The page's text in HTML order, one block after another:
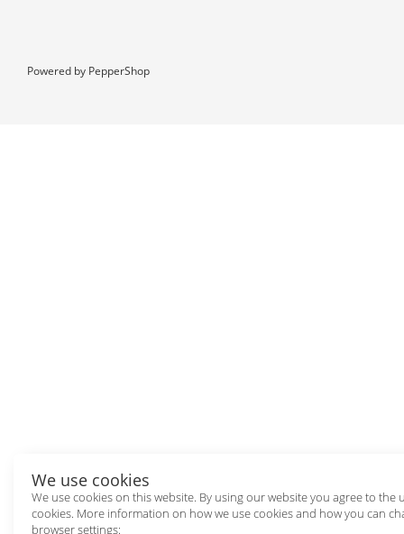
We use cookies
We use cookies on this website. By using our website you agree to the
cookies. More information on how we use cookies and how you can
browser settings:
Powered by PepperShop